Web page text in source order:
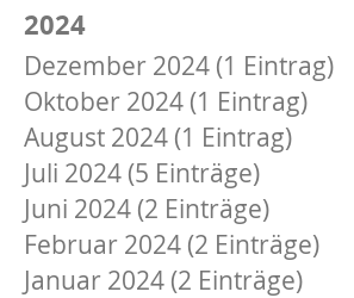
2024
Dezember 2024 (1 Eintrag)
Oktober 2024 (1 Eintrag)
August 2024 (1 Eintrag)
Juli 2024 (5 Einträge)
Juni 2024 (2 Einträge)
Februar 2024 (2 Einträge)
Januar 2024 (2 Einträge)